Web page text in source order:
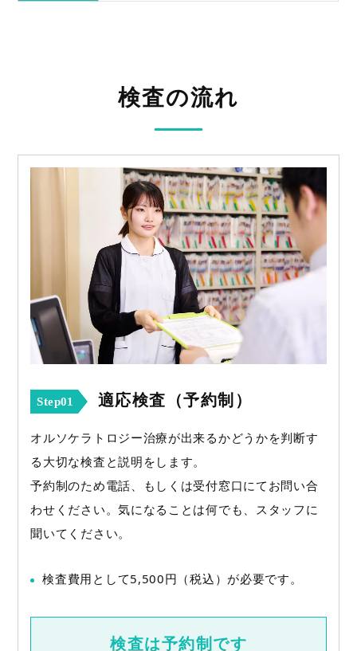
検査の流れ
Step01 適応検査（予約制）
オルソケラトロジー治療が出来るかどうかを判断す
る大切な検査と説明をします。
予約制のため電話、もしくは受付窓口にてお問い合
わせください。気になることは何でも、スタッフに
聞いてください。
検査費用として5,500円（税込）が必要です。
検査は予約制です